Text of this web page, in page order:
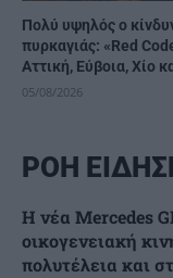
Πολύ υψηλός ο
πυρκαγιάς: «Red
Αττική, Εύβοια, Χίο
05/08/2026
ΡΟΗ
Η νέα Mercedes
οικογενειακή
πολυτέλεια και